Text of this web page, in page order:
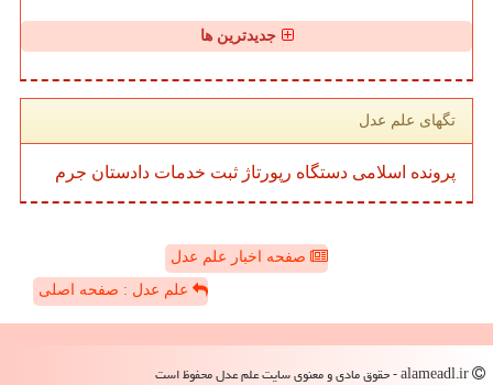
جدیدترین ها
تگهای علم عدل
پرونده اسلامی دستگاه رپورتاژ ثبت خدمات دادستان جرم
صفحه اخبار علم عدل
علم عدل : صفحه اصلی